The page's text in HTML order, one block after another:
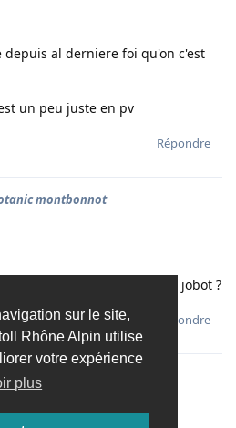
sur le site,
Rhône Alpin utilise
votre expérience
plus
depuis al derniere foi qu'on c'est
un peu juste en pv
Répondre
montbonnot
des aqualine E40 250w stp jobot ?
Répondre
davantage